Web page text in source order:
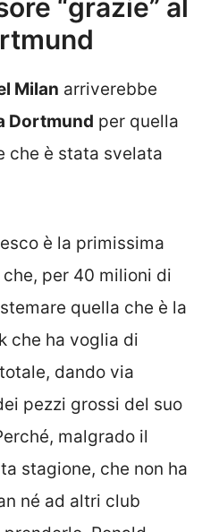
“grazie” al
Milan arriverebbe
Dortmund per quella
che è stata svelata
è la primissima
per 40 milioni di
quella che è la
che ha voglia di
dando via
pezzi grossi del suo
malgrado il
stagione, che non ha
né ad altri club